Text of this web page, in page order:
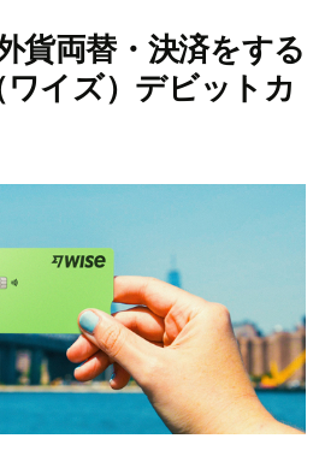
貨両替・決済をする
イズ）デビットカ